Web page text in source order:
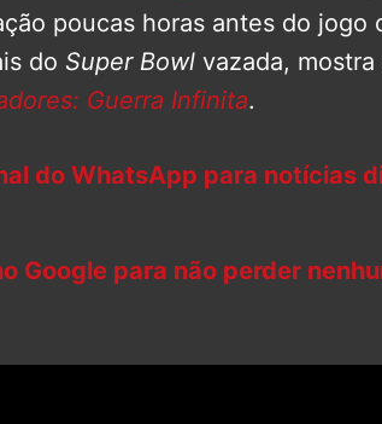
poucas horas antes do jogo
do Super Bowl vazada,
Guerra Infinita.
do WhatsApp para notícias
Google para não perder